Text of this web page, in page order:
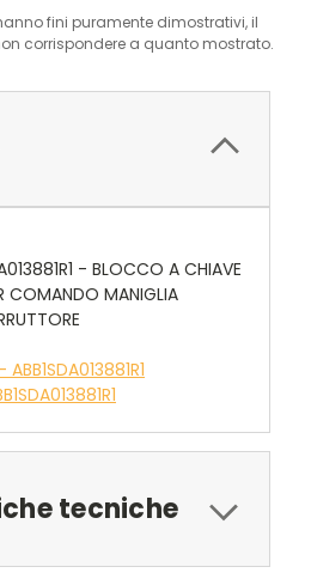
fini puramente dimostrativi, il
corrispondere a quanto mostrato.
- BLOCCO A CHIAVE
COMANDO MANIGLIA
tecniche